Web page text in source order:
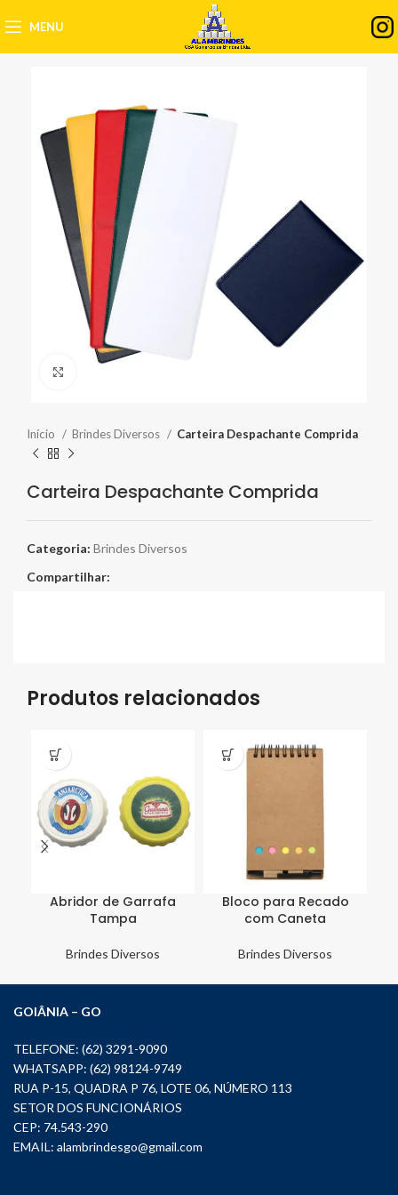
MENU
Início Brindes Diversos Carteira Despachante Comprida
Carteira Despachante Comprida
Categoria: Brindes Diversos
Compartilhar:
Produtos relacionados
Abridor de Garrafa
Tampa
Brindes Diversos
Bloco para Recado
com Caneta
Brindes Diversos
GOIÂNIA – GO
TELEFONE: (62) 3291-9090
WHATSAPP: (62) 98124-9749
RUA P-15, QUADRA P 76, LOTE 06, NÚMERO 113
SETOR DOS FUNCIONÁRIOS
CEP: 74.543-290
EMAIL: alambrindesgo@gmail.com